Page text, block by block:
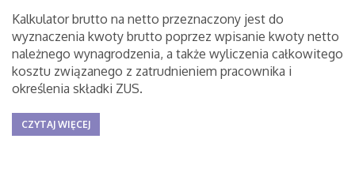
Kalkulator brutto na netto przeznaczony jest do
wyznaczenia kwoty brutto poprzez wpisanie kwoty netto
należnego wynagrodzenia, a także wyliczenia całkowitego
kosztu związanego z zatrudnieniem pracownika i
określenia składki ZUS.
CZYTAJ WIĘCEJ